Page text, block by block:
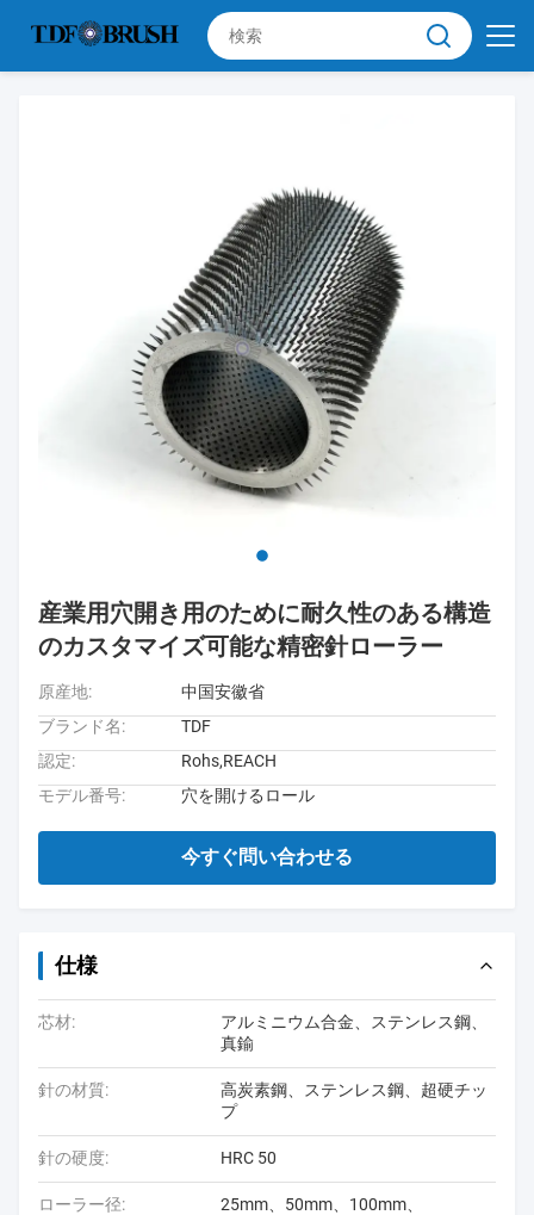
産業用穴開き用のために耐久性のある構造
のカスタマイズ可能な精密針ローラー
原産地:
中国安徽省
ブランド名:
TDF
認定:
Rohs,REACH
モデル番号:
穴を開けるロール
今すぐ問い合わせる
仕様
芯材:
アルミニウム合金、ステンレス鋼、
真鍮
針の材質:
高炭素鋼、ステンレス鋼、超硬チッ
プ
針の硬度: HRC 50
ローラー径:
25mm、50mm、100mm、